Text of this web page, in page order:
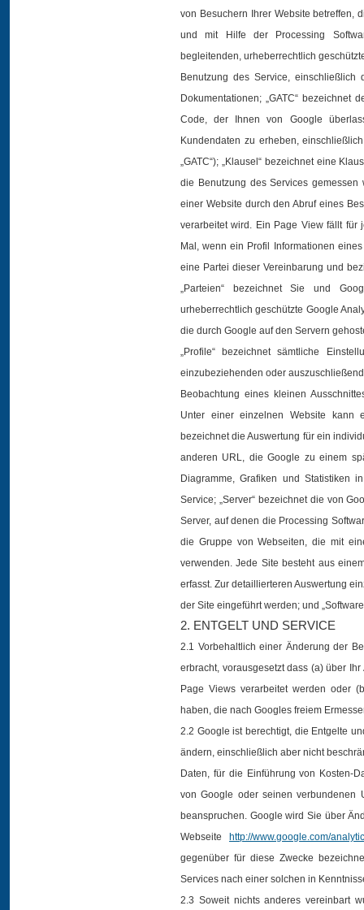
von Besuchern Ihrer Website betreffen,
und mit Hilfe der Processing
begleitenden, urheberrechtlich
Benutzung des Service,
Dokumentationen; „GATC“ bezeichnet
Code, der Ihnen von Google
Kundendaten zu erheben,
„GATC“); „Klausel“ bezeichnet eine
die Benutzung des Services
einer Website durch den Abruf eines
verarbeitet wird. Ein Page View fällt für
Mal, wenn ein Profil Informationen
eine Partei dieser Vereinbarung und
„Parteien“ bezeichnet Sie und
urheberrechtlich geschützte Google
die durch Google auf den Servern
„Profile“ bezeichnet sämtliche
einzubeziehenden oder
Beobachtung eines kleinen
Unter einer einzelnen Website kann
bezeichnet die Auswertung für ein
anderen URL, die Google zu einem
Diagramme, Grafiken und Statistiken
Service; „Server“ bezeichnet die von
Server, auf denen die Processing
die Gruppe von Webseiten, die mit
verwenden. Jede Site besteht aus
erfasst. Zur detaillierteren Auswertung
der Site eingeführt werden; und
2. ENTGELT UND SERVICE
2.1 Vorbehaltlich einer Änderung der
erbracht, vorausgesetzt dass (a) über
Page Views verarbeitet werden oder
haben, die nach Googles freiem
2.2 Google ist berechtigt, die Entgelte
ändern, einschließlich aber nicht
Daten, für die Einführung von Kosten-
von Google oder seinen verbundenen
beanspruchen. Google wird Sie über
Webseite http://www.google.com/
gegenüber für diese Zwecke
Services nach einer solchen in
2.3 Soweit nichts anderes vereinbart